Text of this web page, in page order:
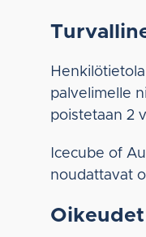
palvelimelle
poistetaan 2
Icecube of
noudattavat
Oikeudet